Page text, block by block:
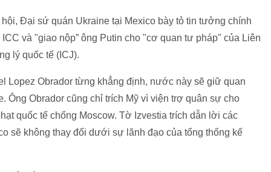
Đại sứ quán Ukraine tại Mexico bày tỏ tin tưởng chính
và "giao nộp” ông Putin cho "cơ quan tư pháp" của Liên
lý quốc tế (ICJ).
Lopez Obrador từng khẳng định, nước này sẽ giữ quan
Ông Obrador cũng chỉ trích Mỹ vì viện trợ quân sự cho
quốc tế chống Moscow. Tờ Izvestia trích dẫn lời các
sẽ không thay đổi dưới sự lãnh đạo của tổng thống kế